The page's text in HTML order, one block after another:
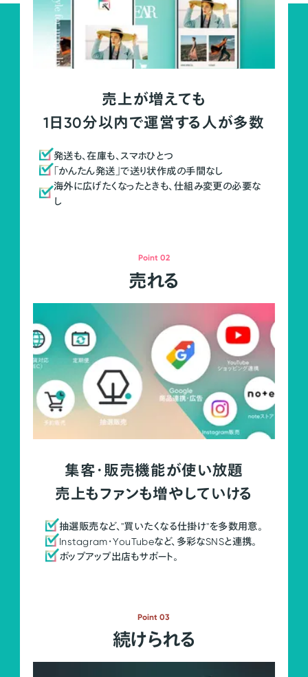
売上が増えても
1日30分以内で運営する人が多数
発送も、在庫も、スマホひとつ
「かんたん発送」で送り状作成の手間なし
海外に広げたくなったときも、仕組み変更の必要な
し
Point 02
売れる
集客・販売機能が使い放題
売上もファンも増やしていける
抽選販売など、"買いたくなる仕掛け"を多数用意。
Instagram・YouTubeなど、多彩なSNSと連携。
ポップアップ出店もサポート。
Point 03
続けられる